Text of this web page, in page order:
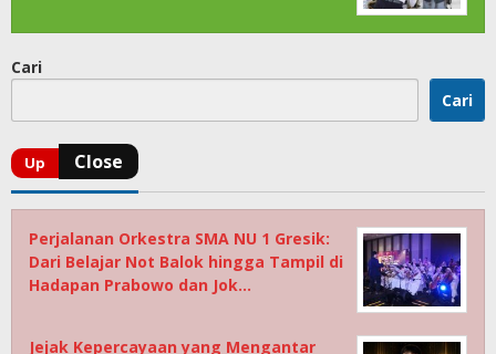
Cari
Cari
Perjalanan Orkestra SMA NU 1 Gresik:
Dari Belajar Not Balok hingga Tampil di
Hadapan Prabowo dan Jok…
Jejak Kepercayaan yang Mengantar